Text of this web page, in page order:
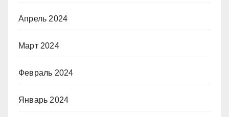
Апрель 2024
Март 2024
Февраль 2024
Январь 2024